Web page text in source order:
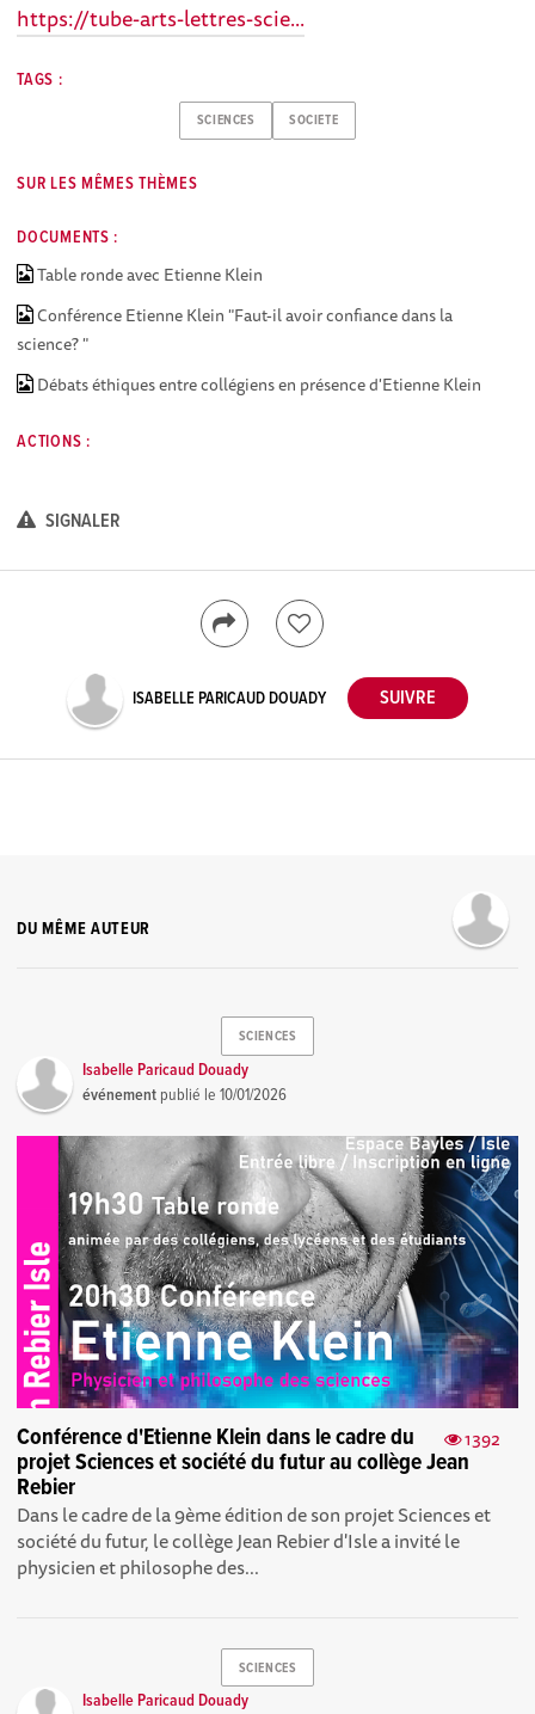
https://tube-arts-lettres-scie...
TAGS :
SCIENCES SOCIETE
SUR LES MÊMES THÈMES
DOCUMENTS :
Table ronde avec Etienne Klein
Conférence Etienne Klein "Faut-il avoir confiance dans la
science? "
Débats éthiques entre collégiens en présence d'Etienne Klein
ACTIONS :
SIGNALER
ISABELLE PARICAUD DOUADY
DU MÊME AUTEUR
SCIENCES
Isabelle Paricaud Douady
événement publié le10/01/2026
1392
Conférence d'Etienne Klein dans le cadre du
projet Sciences et société du futur au collège Jean
Rebier
Dans le cadre de la 9ème édition de son projet Sciences et
société du futur, le collège Jean Rebier d'Isle a invité le
physicien et philosophe des...
SCIENCES
Isabelle Paricaud Douady